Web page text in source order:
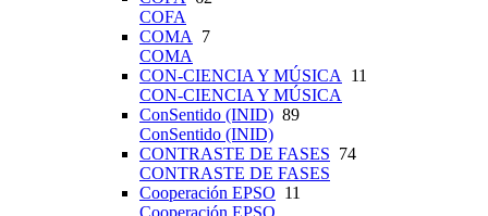
COFA
COMA
7
COMA
CON-CIENCIA Y MÚSICA
11
CON-CIENCIA Y MÚSICA
ConSentido (INID) 89
ConSentido (INID)
CONTRASTE DE FASES 74
CONTRASTE DE FASES
Cooperación EPSO 11